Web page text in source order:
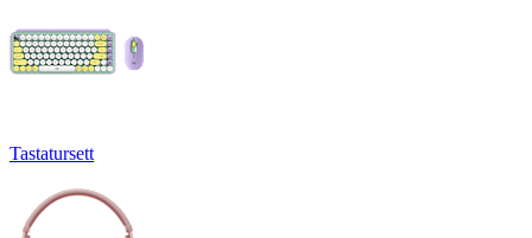
Tastatursett